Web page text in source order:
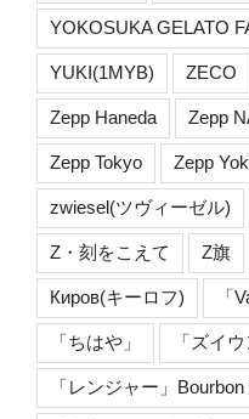
YOKOSUKA GELATO
YUKI(1MYB) ZECO
Zepp Haneda Zepp
Zepp Tokyo Zepp
zwiesel(ツヴィーゼル)
Z・刻をこえて Z旗
Киров(キーロフ) 「
「ちはや」 「ズイウ
「レンジャー」